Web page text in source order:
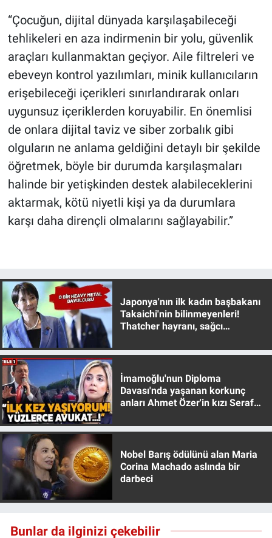
“Çocuğun, dijital dünyada karşılaşabileceği
tehlikeleri en aza indirmenin bir yolu, güvenlik
araçları kullanmaktan geçiyor. Aile filtreleri ve
ebeveyn kontrol yazılımları, minik kullanıcıların
erişebileceği içerikleri sınırlandırarak onları
uygunsuz içeriklerden koruyabilir. En önemlisi
de onlara dijital taviz ve siber zorbalık gibi
olguların ne anlama geldiğini detaylı bir şekilde
öğretmek, böyle bir durumda karşılaşmaları
halinde bir yetişkinden destek alabileceklerini
aktarmak, kötü niyetli kişi ya da durumlara
karşı daha dirençli olmalarını sağlayabilir.”
Japonya'nın ilk kadın başbakanı
Takaichi'nin bilinmeyenleri!
Thatcher hayranı, sağcı
İmamoğlu'nun Diploma
Davası'nda yaşanan korkunç
anları Ahmet Özer'in kızı Seraf
Nobel Barış ödülünü alan Maria
Corina Machado aslında bir
darbeci
Bunlar da ilginizi çekebilir